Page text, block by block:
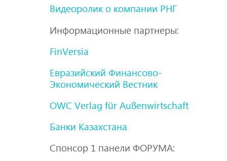
Видеоролик о компании РНГ
Информационные партнеры:
FinVersia
Евразийский Финансово-
Экономический Вестник
OWC Verlag für Außenwirtschaft
Банки Казахстана
Спонсор 1 панели ФОРУМА: